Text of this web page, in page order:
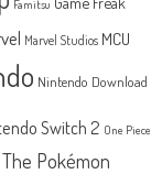
Famitsu
Marvel Studios MCU
Nintendo Download
Switch 2 One Piece
The Pokémon